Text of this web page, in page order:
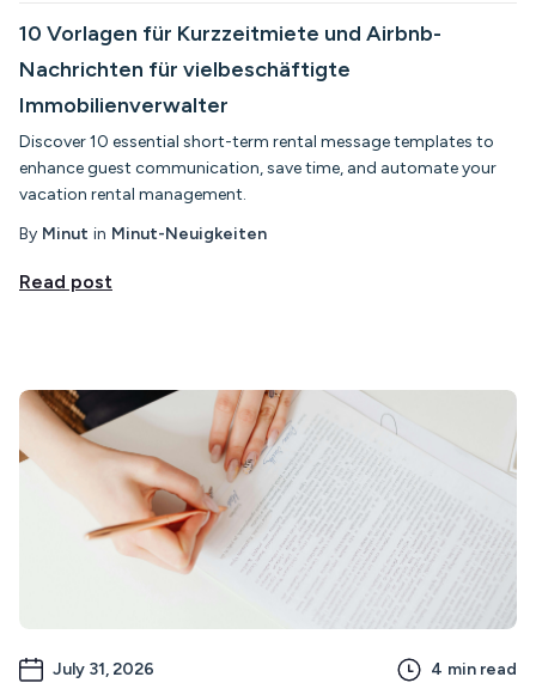
10 Vorlagen für Kurzzeitmiete und Airbnb-
Nachrichten für vielbeschäftigte
Immobilienverwalter
Discover 10 essential short-term rental message templates to
enhance guest communication, save time, and automate your
vacation rental management.
By Minut in Minut-Neuigkeiten
Read post
July 31, 2026 4 min read